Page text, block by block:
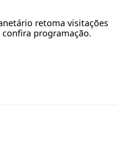
retoma visitações
programação.